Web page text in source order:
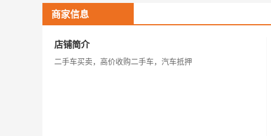
商家信息
店铺简介
二手车买卖，高价收购二手车，汽车抵押